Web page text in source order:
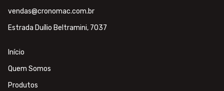
vendas@cronomac.com.br
Estrada Duílio Beltramini, 7037
Início
Quem Somos
Produtos